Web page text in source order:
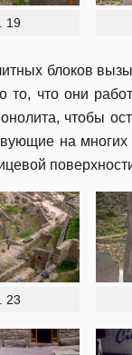
19
блоков
то, что они
чтобы
на многих
23